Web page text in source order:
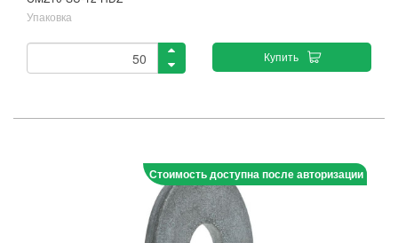
Упаковка
Купить
Стоимость доступна после авторизации